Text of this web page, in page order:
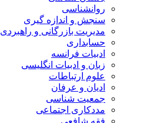
روانشناسی
سنجش و اندازه گیری
مدیریت بازرگانی و راهبردی
حسابداری
ادبیات فرانسه
زبان و ادبیات انگلیسی
علوم ارتباطات
ادیان و عرفان
جمعیت شناسی
مددکاری اجتماعی
فقه شافعی